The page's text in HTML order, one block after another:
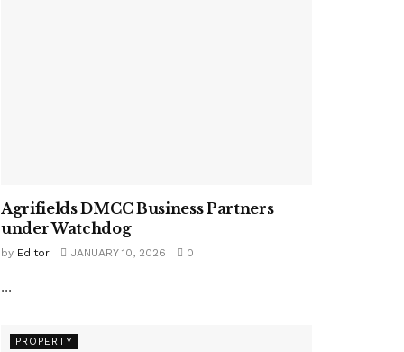
Agrifields DMCC Business Partners
under Watchdog
by Editor JANUARY 10, 2026 0
...
PROPERTY